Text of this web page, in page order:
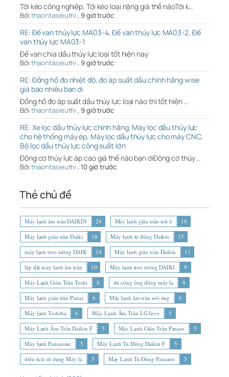
Tời kéo công nghiệp, Tới kéo loại nặng giá thế nàoTời k…
Bởi thaontasieuthi , 9 giờ trước
RE: Đế van thủy lực MA03-4, Đế van thủy lực MA03-2, Đế
van thủy lực MA03-1
Đế van chia dầu thủy lực loại tốt hiện nay
Bởi thaontasieuthi , 9 giờ trước
RE: Đồng hồ đo nhiệt độ, đo áp suất dầu chính hãng wise
giá bao nhiêu bạn ơi
Đồng hồ đo áp suất dầu thủy lực loại nào thì tốt hiện …
Bởi thaontasieuthi , 9 giờ trước
RE: Xe lọc dầu thủy lực chính hãng, Máy lọc dầu thủy lực
cho hệ thống máy ép, Máy lọc dầu thủy lực cho máy CNC,
Bộ lọc dầu thủy lực công suất lớn
Động cơ thủy lực áp cao giá thế nào bạn ơiĐộng cơ thủy …
Bởi thaontasieuthi , 10 giờ trước
Thẻ chủ đề
Máy lạnh âm trần DAIKIN 24 Máy lạnh giấu trần nối ố
18
Máy lạnh giấu trần Daiki
18 Máy lạnh tủ đứng Daikin
15
máy lạnh treo tường DAIK
14 Máy lạnh giấu trần Daikin
11
lắp đặt máy lạnh âm trần
10 Máy lạnh treo tường DAIKI
9
Máy Lạnh Giấu Trần Toshi
8 thi công ống đồng máy lạ
8
Máy lạnh giấu trần Panas
6 Máy lạnh âm trần nối ống
6
Máy lạnh Toshiba
6 Máy Lạnh Âm Trần LG Inve
5
Máy Lạnh Âm Trần Daikin F
5 Máy Lạnh Giấu Trần Panaso
5
Máy lạnh Panasonic
5 Máy Lạnh Tủ Đứng Daikin F
5
diện tích sử dụng Máy lạ
5 Máy Lạnh Tủ Đứng Panason 5